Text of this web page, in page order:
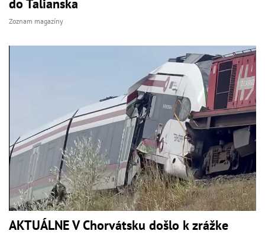
do Talianska
Zoznam magazíny
AKTUÁLNE V Chorvátsku došlo k zrážke